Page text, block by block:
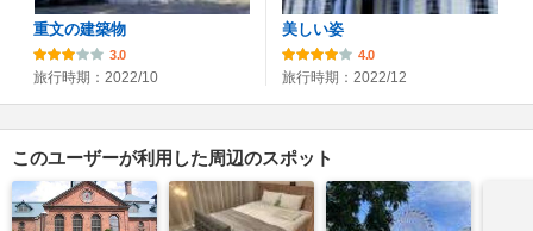
重文の建築物
3.0
旅行時期：2022/10
美しい姿
4.0
旅行時期：2022/12
このユーザーが利用した周辺のスポット